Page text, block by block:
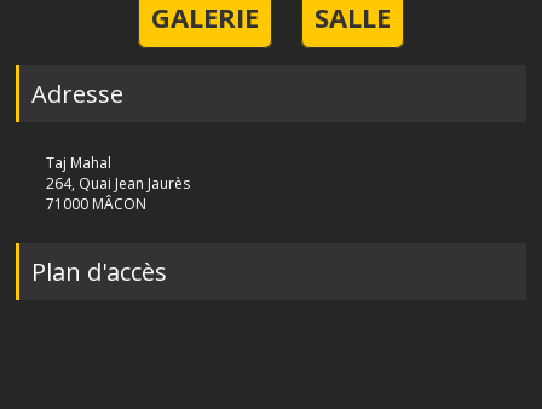
GALERIE SALLE
Adresse
Taj Mahal
264, Quai Jean Jaurès
71000 MÂCON
Plan d'accès